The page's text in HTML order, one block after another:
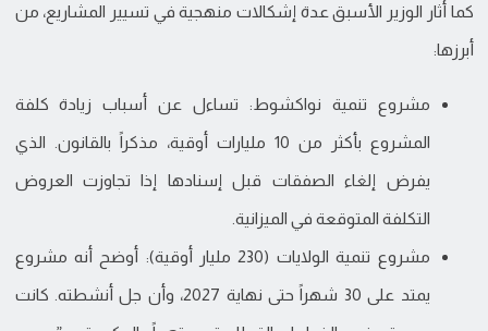
كما أثار الوزير الأسبق عدة إشكالات منهجية في تسيير المشاريع، من
أبرزها:
مشروع تنمية نواكشوط: تساءل عن أسباب زيادة كلفة
المشروع بأكثر من 10 مليارات أوقية، مذكراً بالقانون. الذي
يفرض إلغاء الصفقات قبل إسنادها إذا تجاوزت العروض
التكلفة المتوقعة في الميزانية.
مشروع تنمية الولايات (230 مليار أوقية): أوضح أنه مشروع
يمتد على 30 شهراً حتى نهاية 2027، وأن جل أنشطته. كانت